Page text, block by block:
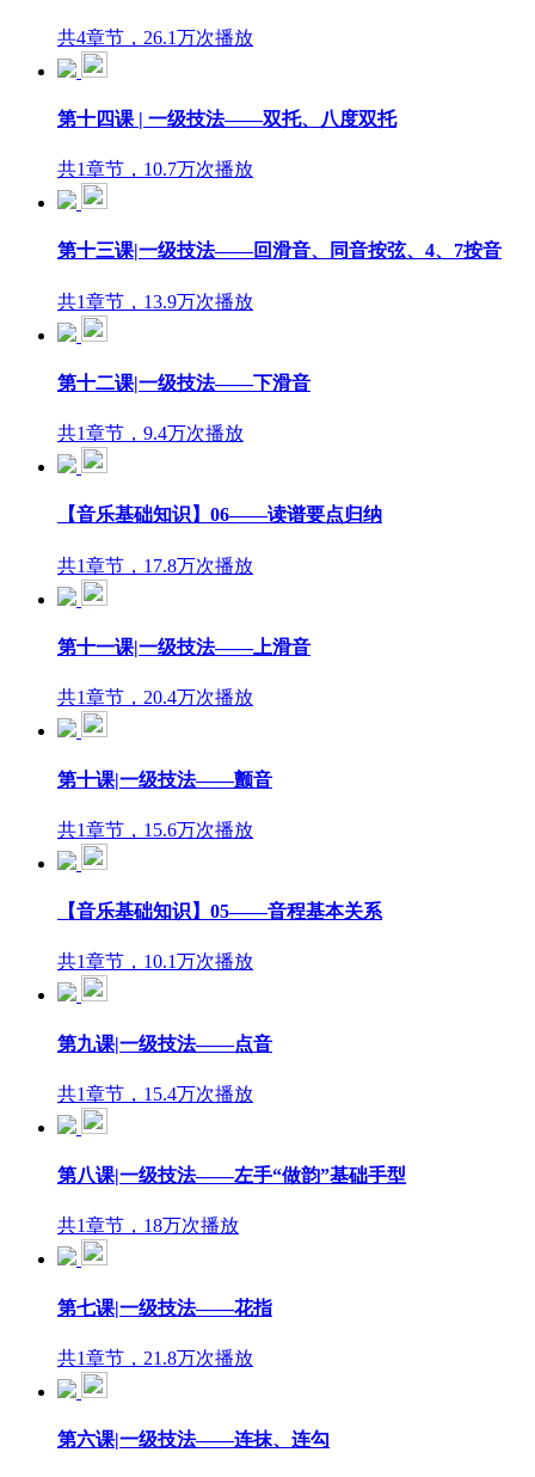
共4章节，26.1万次播放
第十四课 | 一级技法——双托、八度双托
共1章节，10.7万次播放
第十三课|一级技法——回滑音、同音按弦、4、7按音
共1章节，13.9万次播放
第十二课|一级技法——下滑音
共1章节，9.4万次播放
【音乐基础知识】06——读谱要点归纳
共1章节，17.8万次播放
第十一课|一级技法——上滑音
共1章节，20.4万次播放
第十课|一级技法——颤音
共1章节，15.6万次播放
【音乐基础知识】05——音程基本关系
共1章节，10.1万次播放
第九课|一级技法——点音
共1章节，15.4万次播放
第八课|一级技法——左手“做韵”基础手型
共1章节，18万次播放
第七课|一级技法——花指
共1章节，21.8万次播放
第六课|一级技法——连抹、连勾